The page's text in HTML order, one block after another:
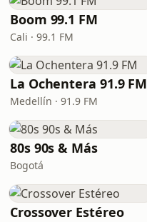
Boom 99.1 FM
Cali · 99.1 FM
La Ochentera 91.9 FM
Medellín · 91.9 FM
80s 90s & Más
Bogotá
Crossover Estéreo